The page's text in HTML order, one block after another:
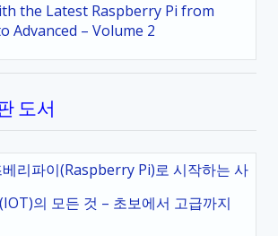
the Latest Raspberry Pi from
Advanced – Volume 2
도서
리파이(Raspberry Pi)로 시작하는 사
의 모든 것 – 초보에서 고급까지